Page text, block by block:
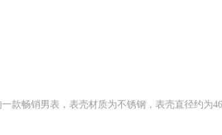
款畅销男表，表壳材质为不锈钢，表壳直径约为